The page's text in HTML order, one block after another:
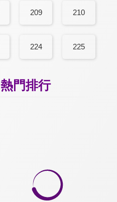
209 210
224 225
熱門排行